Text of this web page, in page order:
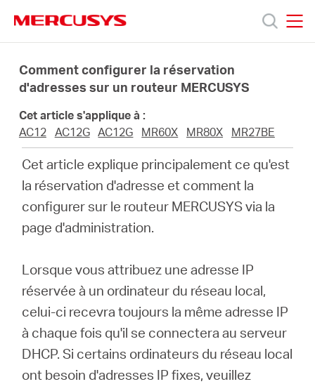
navigation
Produits
propos
Mercusys
Canada
Comment configurer la réservation
d'adresses sur un routeur MERCUSYS
Cet article s'applique à :
AC12
AC12G AC12G MR60X MR80X MR27BE
Cet article explique principalement ce qu'est
la réservation d'adresse et comment la
configurer sur le routeur MERCUSYS via la
page d'administration.
Lorsque vous attribuez une adresse IP
réservée à un ordinateur du réseau local,
celui-ci recevra toujours la même adresse IP
à chaque fois qu'il se connectera au serveur
DHCP. Si certains ordinateurs du réseau local
ont besoin d'adresses IP fixes, veuillez